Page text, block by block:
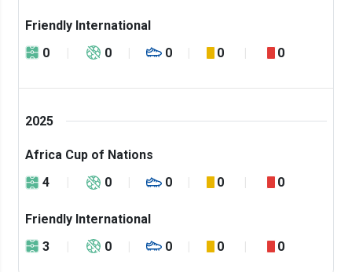
Friendly International
0
0 0 0 0
2025
Africa Cup of Nations
4
0 0 0 0
Friendly International
3
0 0 0 0